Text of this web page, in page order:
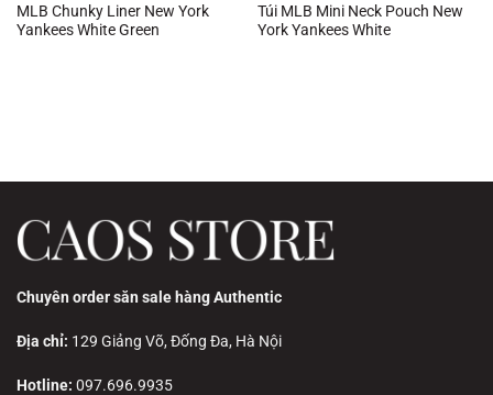
MLB Chunky Liner New York
Yankees White Green
Túi MLB Mini Neck Pouch New
York Yankees White
Chuyên order săn sale hàng Authentic
Địa chỉ: 129 Giảng Võ, Đống Đa, Hà Nội
Hotline: 097.696.9935